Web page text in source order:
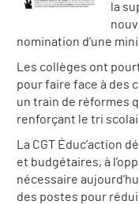
la
nomination d’une
Les collèges ont
pour faire face à des
un train de réformes
renforçant le tri
La CGT Éduc’action
et budgétaires, à
nécessaire
des postes pour